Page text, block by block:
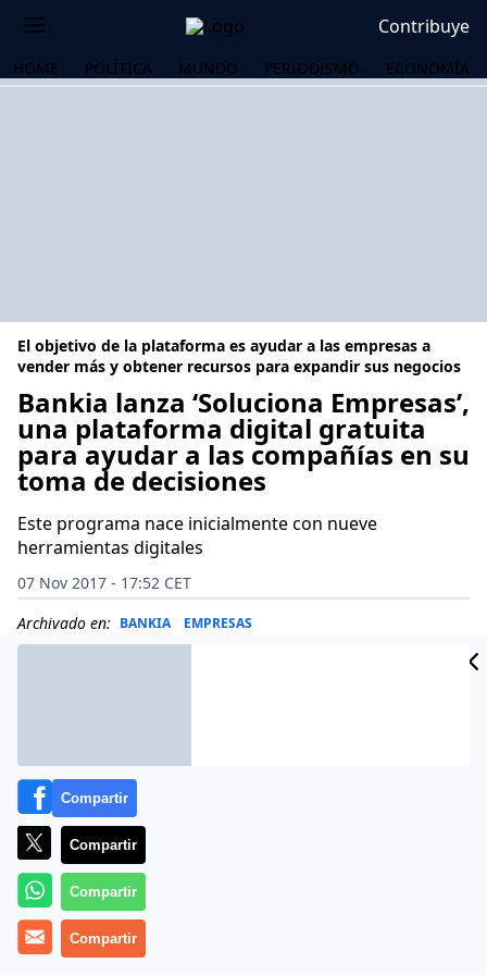
Contribuye
HOME POLÍTICA MUNDO PERIODISMO ECONOMÍA
El objetivo de la plataforma es ayudar a las empresas a
vender más y obtener recursos para expandir sus negocios
Bankia lanza ‘Soluciona Empresas’,
una plataforma digital gratuita
para ayudar a las compañías en su
toma de decisiones
Este programa nace inicialmente con nueve
herramientas digitales
07 Nov 2017 - 17:52 CET
Archivado en: BANKIA EMPRESAS
Compartir
Compartir
Compartir
Compartir